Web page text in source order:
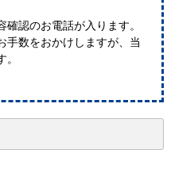
認のお電話が入ります。
手数をおかけしますが、当